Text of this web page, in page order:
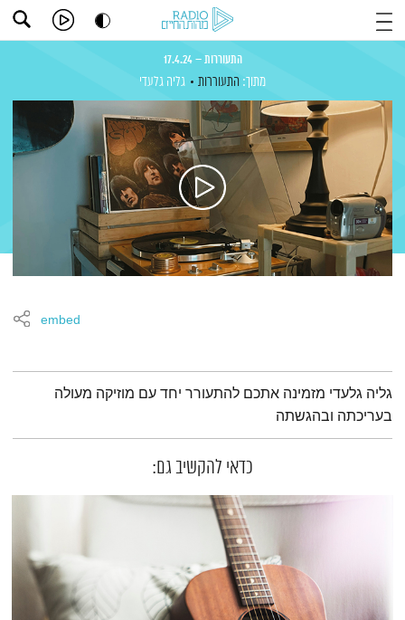
התעוררות – 17.4.24
מתוך: התעוררות גליה גלעדי
embed
תמצית הפודקאסט
גליה גלעדי מזמינה אתכם להתעורר יחד עם מוזיקה מעולה
בעריכתה ובהגשתה
כדאי להקשיב גם: